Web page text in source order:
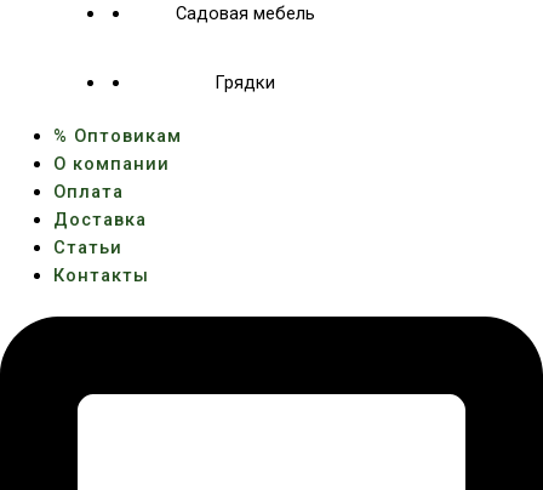
Садовая мебель
Грядки
% Оптовикам
О компании
Оплата
Доставка
Статьи
Контакты